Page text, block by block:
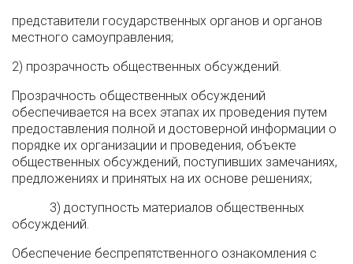
представители государственных органов и органов
местного самоуправления;
2) прозрачность общественных обсуждений.
Прозрачность общественных обсуждений
обеспечивается на всех этапах их проведения путем
предоставления полной и достоверной информации о
порядке их организации и проведения, объекте
общественных обсуждений, поступивших замечаниях,
предложениях и принятых на их основе решениях;
3) доступность материалов общественных
обсуждений.
Обеспечение беспрепятственного ознакомления с